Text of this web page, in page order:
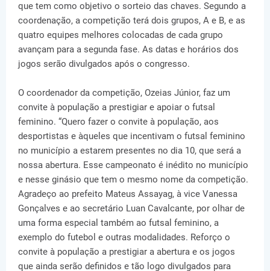
que tem como objetivo o sorteio das chaves. Segundo a
coordenação, a competição terá dois grupos, A e B, e as
quatro equipes melhores colocadas de cada grupo
avançam para a segunda fase. As datas e horários dos
jogos serão divulgados após o congresso.
O coordenador da competição, Ozeias Júnior, faz um
convite à população a prestigiar e apoiar o futsal
feminino. “Quero fazer o convite à população, aos
desportistas e àqueles que incentivam o futsal feminino
no município a estarem presentes no dia 10, que será a
nossa abertura. Esse campeonato é inédito no município
e nesse ginásio que tem o mesmo nome da competição.
Agradeço ao prefeito Mateus Assayag, à vice Vanessa
Gonçalves e ao secretário Luan Cavalcante, por olhar de
uma forma especial também ao futsal feminino, a
exemplo do futebol e outras modalidades. Reforço o
convite à população a prestigiar a abertura e os jogos
que ainda serão definidos e tão logo divulgados para